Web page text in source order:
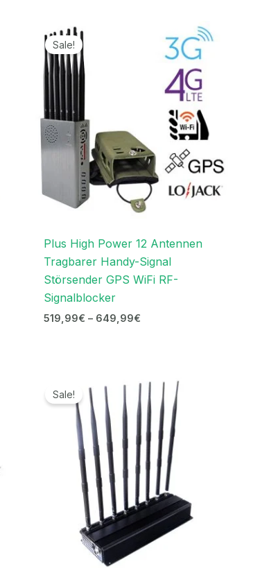
Sale!
Plus High Power 12 Antennen
Tragbarer Handy-Signal
Störsender GPS WiFi RF-
Signalblocker
519,99€ – 649,99€
Preisspanne:
519,99€
649,99€
Sale!
Preis
war:
999,00€
Preis
ist:
499,99€.